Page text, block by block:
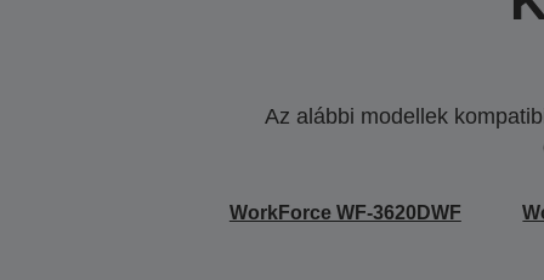
Az alábbi modellek
WorkForce WF-3620DWF